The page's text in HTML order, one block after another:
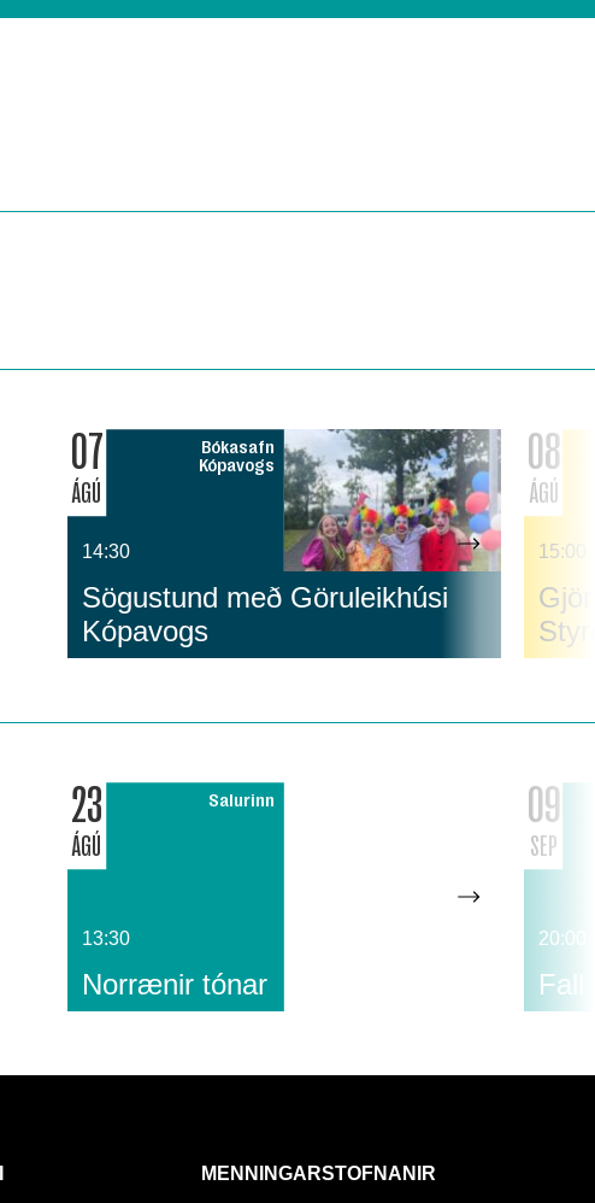
07
ÁGÚ
Bókasafn
Kópavogs
14:30
Sögustund með Göruleikhúsi
Kópavogs
08
ÁGÚ
15:00
23
ÁGÚ
Salurinn
13:30
Norrænir tónar
09
SEP
20:00
Fall
MENNINGARSTOFNANIR